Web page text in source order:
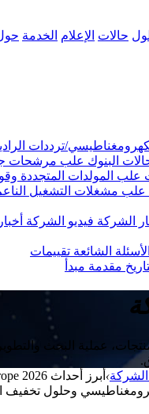
حالات الإعلام الخدمة
ترددات
البنوك علب مرشحات
علب المولدات المتجددة
علب مشغلات التشغيل
الشركة فيديو الشركة
الأسئلة الشائعة تقييمات
مقدمة مبدأ
عملية البحث
الشركة›
وحلول تخفيف